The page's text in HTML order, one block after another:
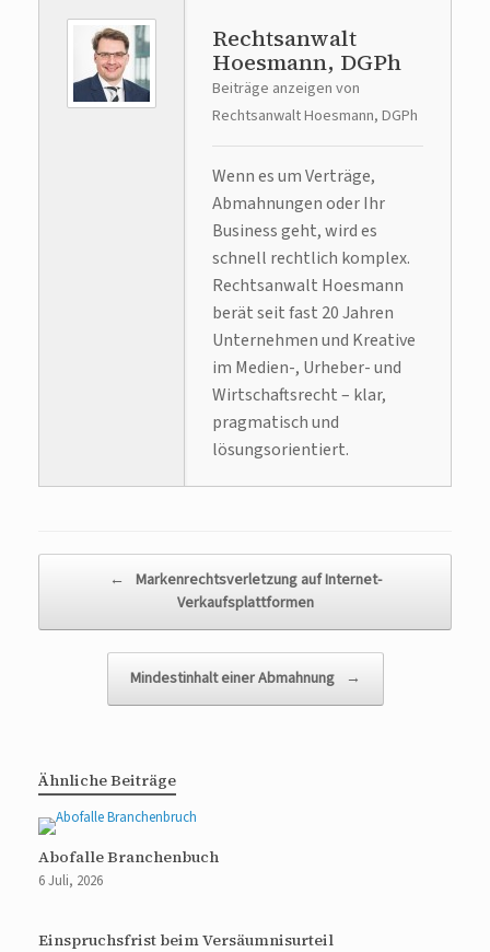
Rechtsanwalt
Hoesmann, DGPh
Beiträge anzeigen von
Rechtsanwalt Hoesmann, DGPh
Wenn es um Verträge,
Abmahnungen oder Ihr
Business geht, wird es
schnell rechtlich komplex.
Rechtsanwalt Hoesmann
berät seit fast 20 Jahren
Unternehmen und Kreative
im Medien-, Urheber- und
Wirtschaftsrecht – klar,
pragmatisch und
lösungsorientiert.
← Markenrechtsverletzung auf Internet-
Verkaufsplattformen
Mindestinhalt einer Abmahnung →
Ähnliche Beiträge
Abofalle Branchenbuch
6 Juli, 2026
Einspruchsfrist beim Versäumnisurteil